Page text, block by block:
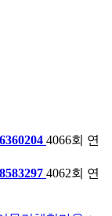
4066회 연
4062회 연